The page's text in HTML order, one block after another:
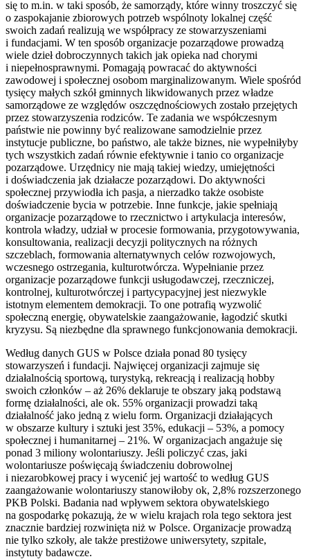
się to m.in. w taki sposób, że samorządy, które winny troszczyć się
o zaspokajanie zbiorowych potrzeb wspólnoty lokalnej część
swoich zadań realizują we współpracy ze stowarzyszeniami
i fundacjami. W ten sposób organizacje pozarządowe prowadzą
wiele dzieł dobroczynnych takich jak opieka nad chorymi
i niepełnosprawnymi. Pomagają powracać do aktywności
zawodowej i społecznej osobom marginalizowanym. Wiele spośród
tysięcy małych szkół gminnych likwidowanych przez władze
samorządowe ze względów oszczędnościowych zostało przejętych
przez stowarzyszenia rodziców. Te zadania we współczesnym
państwie nie powinny być realizowane samodzielnie przez
instytucje publiczne, bo państwo, ale także biznes, nie wypełniłyby
tych wszystkich zadań równie efektywnie i tanio co organizacje
pozarządowe. Urzędnicy nie mają takiej wiedzy, umiejętności
i doświadczenia jak działacze pozarządowi. Do aktywności
społecznej przywiodła ich pasja, a nierzadko także osobiste
doświadczenie bycia w potrzebie. Inne funkcje, jakie spełniają
organizacje pozarządowe to rzecznictwo i artykulacja interesów,
kontrola władzy, udział w procesie formowania, przygotowywania,
konsultowania, realizacji decyzji politycznych na różnych
szczeblach, formowania alternatywnych celów rozwojowych,
wczesnego ostrzegania, kulturotwórcza. Wypełnianie przez
organizacje pozarządowe funkcji usługodawczej, rzeczniczej,
kontrolnej, kulturotwórczej i partycypacyjnej jest niezwykle
istotnym elementem demokracji. To one potrafią wyzwolić
społeczną energię, obywatelskie zaangażowanie, łagodzić skutki
kryzysu. Są niezbędne dla sprawnego funkcjonowania demokracji.
Według danych GUS w Polsce działa ponad 80 tysięcy
stowarzyszeń i fundacji. Najwięcej organizacji zajmuje się
działalnością sportową, turystyką, rekreacją i realizacją hobby
swoich członków – aż 26% deklaruje te obszary jaką podstawą
formę działalności, ale ok. 55% organizacji prowadzi taką
działalność jako jedną z wielu form. Organizacji działających
w obszarze kultury i sztuki jest 35%, edukacji – 53%, a pomocy
społecznej i humanitarnej – 21%. W organizacjach angażuje się
ponad 3 miliony wolontariuszy. Jeśli policzyć czas, jaki
wolontariusze poświęcają świadczeniu dobrowolnej
i niezarobkowej pracy i wycenić jej wartość to według GUS
zaangażowanie wolontariuszy stanowiłoby ok, 2,8% rozszerzonego
PKB Polski. Badania nad wpływem sektora obywatelskiego
na gospodarkę pokazują, że w wielu krajach rola tego sektora jest
znacznie bardziej rozwinięta niż w Polsce. Organizacje prowadzą
nie tylko szkoły, ale także prestiżowe uniwersytety, szpitale,
instytuty badawcze.